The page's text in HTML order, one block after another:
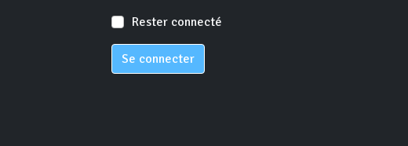
Rester connecté
Se connecter